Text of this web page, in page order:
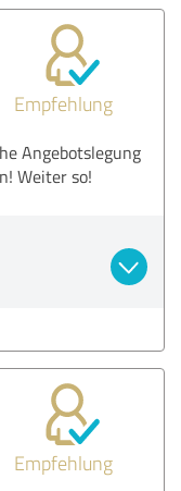
Empfehlung
Angebotslegung
Weiter so!
Empfehlung